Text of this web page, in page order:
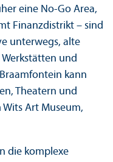
eine No-Go Area,
Finanz­distrikt – sind
unter­wegs, alte
und
kann
Theatern und
Art Museum,
die komplexe